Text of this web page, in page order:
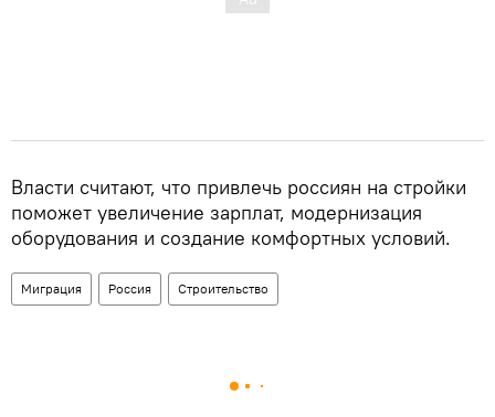
Власти считают, что привлечь россиян на стройки
поможет увеличение зарплат, модернизация
оборудования и создание комфортных условий.
Миграция Россия Строительство